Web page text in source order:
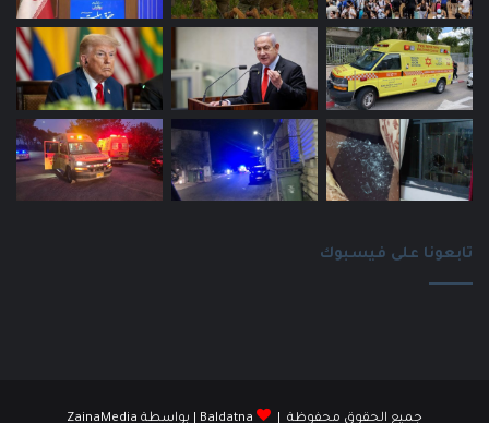
تابعونا على فيسبوك
جميع الحقوق محفوظة | Baldatna | بواسطة ZainaMedia